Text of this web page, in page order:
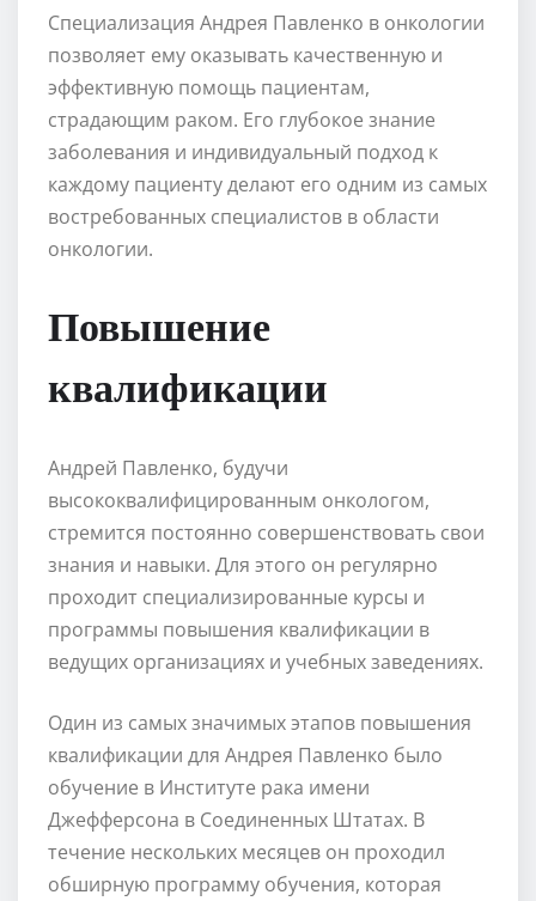
Специализация Андрея Павленко в онкологии
позволяет ему оказывать качественную и
эффективную помощь пациентам,
страдающим раком. Его глубокое знание
заболевания и индивидуальный подход к
каждому пациенту делают его одним из самых
востребованных специалистов в области
онкологии.
Повышение
квалификации
Андрей Павленко, будучи
высококвалифицированным онкологом,
стремится постоянно совершенствовать свои
знания и навыки. Для этого он регулярно
проходит специализированные курсы и
программы повышения квалификации в
ведущих организациях и учебных заведениях.
Один из самых значимых этапов повышения
квалификации для Андрея Павленко было
обучение в Институте рака имени
Джефферсона в Соединенных Штатах. В
течение нескольких месяцев он проходил
обширную программу обучения, которая